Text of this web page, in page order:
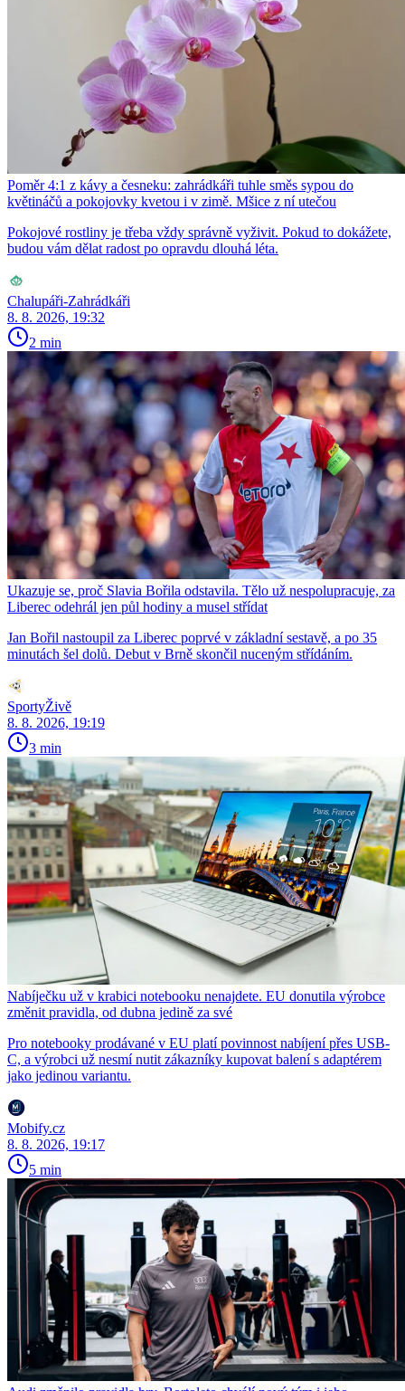
Poměr 4:1 z kávy a česneku: zahrádkáři tuhle směs sypou do
květináčů a pokojovky kvetou i v zimě. Mšice z ní utečou
Pokojové rostliny je třeba vždy správně vyživit. Pokud to dokážete,
budou vám dělat radost po opravdu dlouhá léta.
Chalupáři-Zahrádkáři
8. 8. 2026, 19:32
2 min
Ukazuje se, proč Slavia Bořila odstavila. Tělo už nespolupracuje, za
Liberec odehrál jen půl hodiny a musel střídat
Jan Bořil nastoupil za Liberec poprvé v základní sestavě, a po 35
minutách šel dolů. Debut v Brně skončil nuceným střídáním.
SportyŽivě
8. 8. 2026, 19:19
3 min
Nabíječku už v krabici notebooku nenajdete. EU donutila výrobce
změnit pravidla, od dubna jedině za své
Pro notebooky prodávané v EU platí povinnost nabíjení přes USB-
C, a výrobci už nesmí nutit zákazníky kupovat balení s adaptérem
jako jedinou variantu.
Mobify.cz
8. 8. 2026, 19:17
5 min